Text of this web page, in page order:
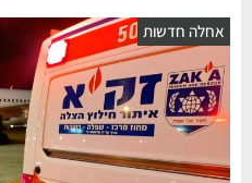
אחלה חדשות